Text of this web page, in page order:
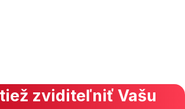
zviditeľniť Vašu